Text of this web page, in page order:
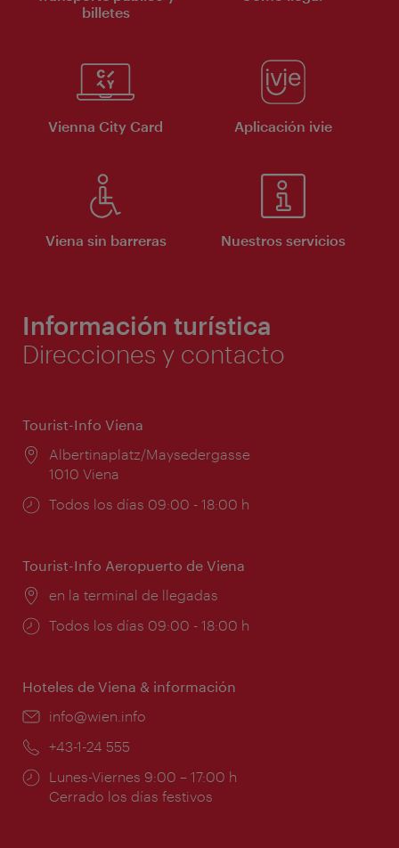
billetes
Vienna City Card Aplicación ivie
Viena sin barreras Nuestros servicios
Información turística
Direcciones y contacto
Tourist-Info Viena
Lugar:
Albertinaplatz/Maysedergasse
1010 Viena
Horarios
Todos los días 09:00 - 18:00 h
Tourist-Info Aeropuerto de Viena
Lugar:
en la terminal de llegadas
Horarios
Todos los días 09:00 - 18:00 h
Hoteles de Viena & información
e-
info@wien.info
Teléfono:
+43-1-24 555
Horarios
de
Lunes-Viernes 9:00 – 17:00 h
Cerrado los días festivos